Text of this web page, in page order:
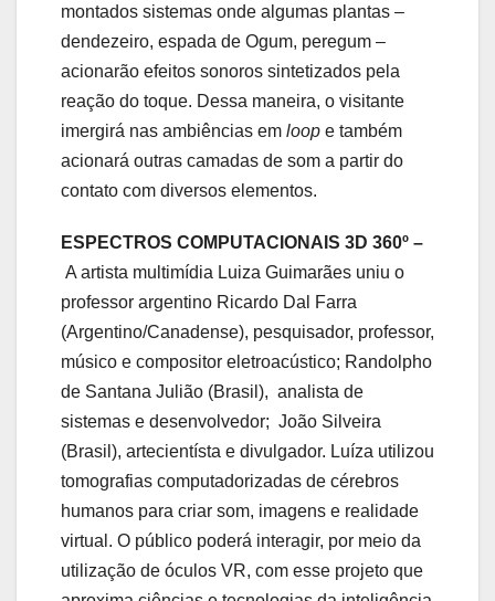
montados sistemas onde algumas plantas –
dendezeiro, espada de Ogum, peregum –
acionarão efeitos sonoros sintetizados pela
reação do toque. Dessa maneira, o visitante
imergirá nas ambiências em loop e também
acionará outras camadas de som a partir do
contato com diversos elementos.
ESPECTROS COMPUTACIONAIS 3D 360º –
A artista multimídia Luiza Guimarães uniu o
professor argentino Ricardo Dal Farra
(Argentino/Canadense), pesquisador, professor,
músico e compositor eletroacústico; Randolpho
de Santana Julião (Brasil), analista de
sistemas e desenvolvedor; João Silveira
(Brasil), artecientísta e divulgador. Luíza utilizou
tomografias computadorizadas de cérebros
humanos para criar som, imagens e realidade
virtual. O público poderá interagir, por meio da
utilização de óculos VR, com esse projeto que